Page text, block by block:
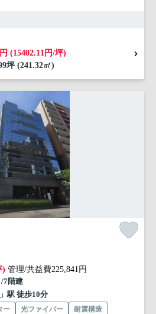
(15402.11円/坪)
坪 (241.32㎡)
) 管理/共益費225,841円
/7階建
駅 徒歩10分
ー 光ファイバー
耐震構造